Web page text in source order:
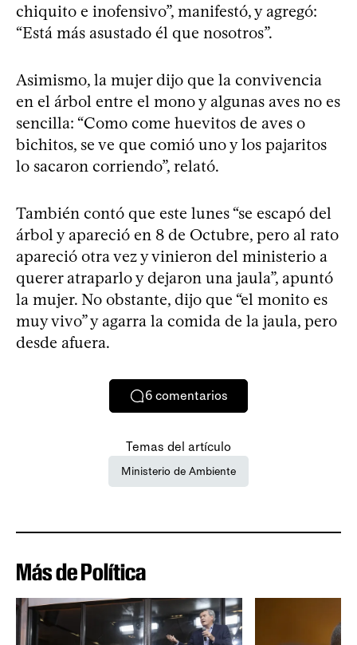
chiquito e inofensivo”, manifestó, y agregó:
“Está más asustado él que nosotros”.
Asimismo, la mujer dijo que la convivencia
en el árbol entre el mono y algunas aves no es
sencilla: “Como come huevitos de aves o
bichitos, se ve que comió uno y los pajaritos
lo sacaron corriendo”, relató.
También contó que este lunes “se escapó del
árbol y apareció en 8 de Octubre, pero al rato
apareció otra vez y vinieron del ministerio a
querer atraparlo y dejaron una jaula”, apuntó
la mujer. No obstante, dijo que “el monito es
muy vivo” y agarra la comida de la jaula, pero
desde afuera.
6 comentarios
Temas del artículo
Ministerio de Ambiente
Más de Política